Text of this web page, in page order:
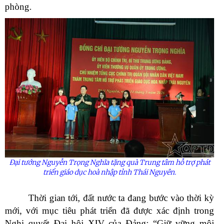
phòng.
Đại tướng Nguyễn Trọng Nghĩa tặng quà Trung tâm hỗ trợ phát
triển giáo dục hoà nhập tỉnh Thái Nguyên.
Thời gian tới, đất nước ta đang bước vào thời kỳ
mới, với mục tiêu phát triển đã được xác định trong